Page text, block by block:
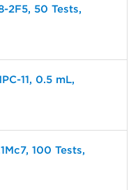
2F5, 50 Tests,
11, 0.5 mL,
100 Tests,